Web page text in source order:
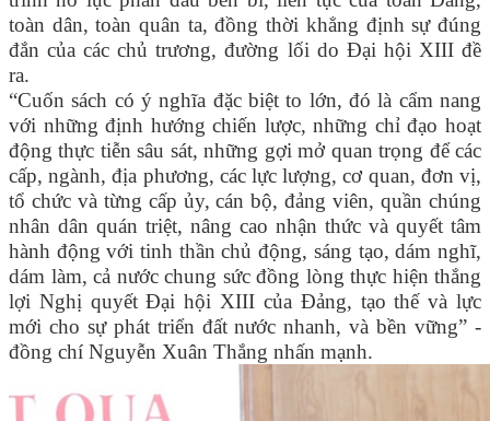
toàn dân, toàn quân ta, đồng thời khẳng định sự đúng
đắn của các chủ trương, đường lối do Đại hội XIII đề
ra.
“Cuốn sách có ý nghĩa đặc biệt to lớn, đó là cẩm nang
với những định hướng chiến lược, những chỉ đạo hoạt
động thực tiễn sâu sát, những gợi mở quan trọng để các
cấp, ngành, địa phương, các lực lượng, cơ quan, đơn vị,
tổ chức và từng cấp ủy, cán bộ, đảng viên, quần chúng
nhân dân quán triệt, nâng cao nhận thức và quyết tâm
hành động với tinh thần chủ động, sáng tạo, dám nghĩ,
dám làm, cả nước chung sức đồng lòng thực hiện thắng
lợi Nghị quyết Đại hội XIII của Đảng, tạo thế và lực
mới cho sự phát triển đất nước nhanh, và bền vững” -
đồng chí Nguyễn Xuân Thắng nhấn mạnh.